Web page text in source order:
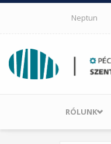
Ugrás a tartalomra
Neptun
RÓLUNK